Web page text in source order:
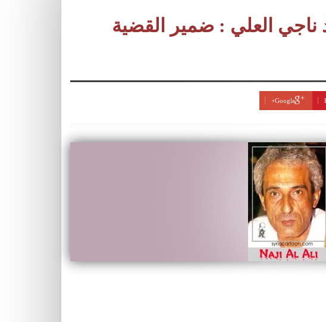
لاستشهاد ناجي العلي : ضمير القضية
Google+